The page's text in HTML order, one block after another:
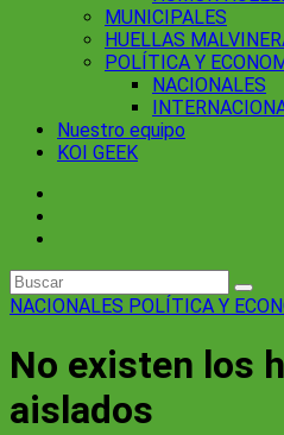
MUNICIPALES
HUELLAS
POLÍTICA Y
NACIONALES
Nuestro equipo
KOI GEEK
NACIONALES POLÍTICA Y
No existen los
aislados